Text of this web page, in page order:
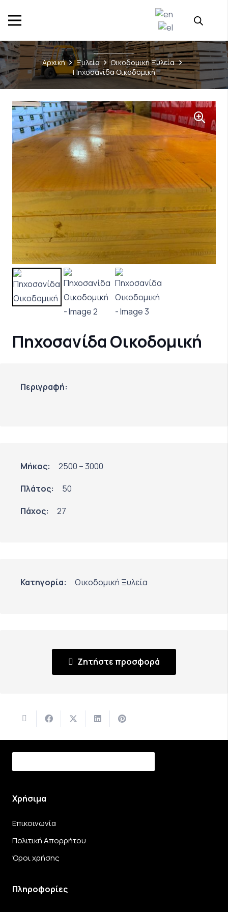
Αρχική Ξυλεία
Οικοδομική Ξυλεία
Πηχοσανίδα Οικοδομική
Πηχοσανίδα Οικοδομική
Περιγραφή:
Μήκος:
2500 – 3000
Πλάτος:
50
Πάχος:
27
Κατηγορία: Οικοδομική Ξυλεία
Ζητήστε προσφορά
Χρήσιμα
Επικοινωνία
Πολιτική Απορρήτου
Όροι χρήσης
Πληροφορίες